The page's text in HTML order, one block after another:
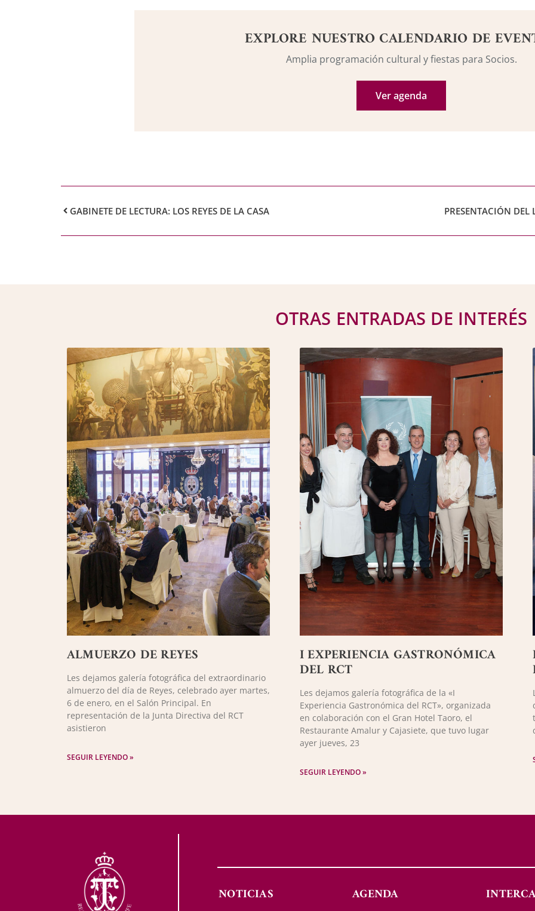
EXPLORE NUESTRO CALENDARIO DE
Amplia programación cultural y fiestas para Socios.
Ver agenda
GABINETE DE LECTURA: LOS REYES DE LA CASA PRESENTACIÓN
OTRAS ENTRADAS DE INTERÉS
ALMUERZO DE REYES
Les dejamos galería fotográfica del extraordinario
almuerzo del día de Reyes, celebrado ayer martes,
6 de enero, en el Salón Principal. En
representación de la Junta Directiva del RCT
asistieron
SEGUIR LEYENDO »
I EXPERIENCIA GASTRONÓMICA
DEL RCT
Les dejamos galería fotográfica de la «I
Experiencia Gastronómica del RCT», organizada
en colaboración con el Gran Hotel Taoro, el
Restaurante Amalur y Cajasiete, que tuvo lugar
ayer jueves, 23
SEGUIR LEYENDO »
NOTICIAS AGENDA